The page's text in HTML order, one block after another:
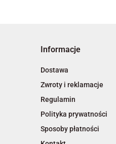
Informacje
Dostawa
Zwroty i reklamacje
Regulamin
Polityka prywatności
Sposoby płatności